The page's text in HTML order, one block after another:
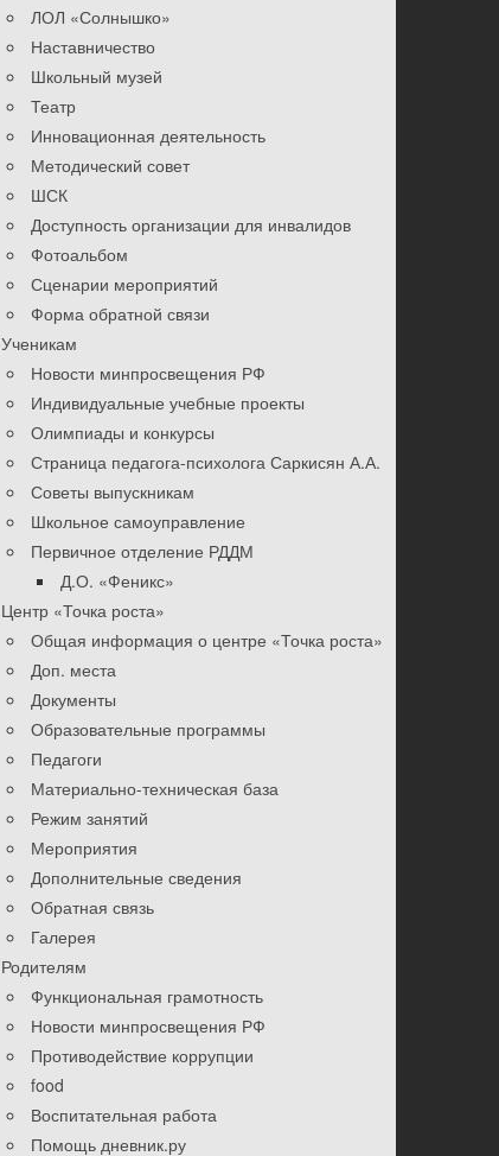
ЛОЛ «Солнышко»
Наставничество
Школьный музей
Театр
Инновационная деятельность
Методический совет
ШСК
Доступность организации для инвалидов
Фотоальбом
Сценарии мероприятий
Форма обратной связи
Ученикам
Новости минпросвещения РФ
Индивидуальные учебные проекты
Олимпиады и конкурсы
Страница педагога-психолога Саркисян А.А.
Советы выпускникам
Школьное самоуправление
Первичное отделение РДДМ
Д.О. «Феникс»
Центр «Точка роста»
Общая информация о центре «Точка роста»
Доп. места
Документы
Образовательные программы
Педагоги
Материально-техническая база
Режим занятий
Мероприятия
Дополнительные сведения
Обратная связь
Галерея
Родителям
Функциональная грамотность
Новости минпросвещения РФ
Противодействие коррупции
food
Воспитательная работа
Помощь дневник.ру